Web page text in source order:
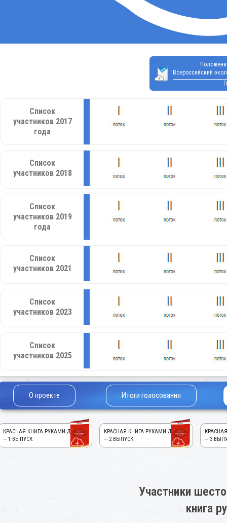
Всероссийский
Список
участников 2017
года
Список
участников 2018
Список
участников 2019
года
Список
участников 2021
Список
участников 2023
Список
участников 2025
О проекте Итоги голосования
КРАСНАЯ КНИГА РУКАМИ ДЕТЕЙ!
— 1 ВЫПУСК
КРАСНАЯ КНИГА РУКАМИ ДЕТЕЙ!
— 2 ВЫПУСК
— 3
Участники
книга